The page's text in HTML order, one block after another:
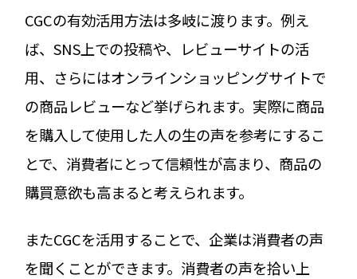
CGCの有効活用方法は多岐に渡ります。例え
ば、SNS上での投稿や、レビューサイトの活
用、さらにはオンラインショッピングサイトで
の商品レビューなど挙げられます。実際に商品
を購入して使用した人の生の声を参考にするこ
とで、消費者にとって信頼性が高まり、商品の
購買意欲も高まると考えられます。
またCGCを活用することで、企業は消費者の声
を聞くことができます。消費者の声を拾い上